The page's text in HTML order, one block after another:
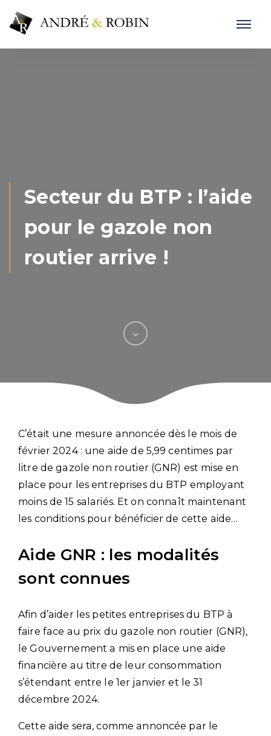
Secteur du BTP : l’aide
pour le gazole non
routier arrive !
C’était une mesure annoncée dès le mois de
février 2024 : une aide de 5,99 centimes par
litre de gazole non routier (GNR) est mise en
place pour les entreprises du BTP employant
moins de 15 salariés. Et on connaît maintenant
les conditions pour bénéficier de cette aide…
Aide GNR : les modalités
sont connues
Afin d’aider les petites entreprises du BTP à
faire face au prix du gazole non routier (GNR),
le Gouvernement a mis en place une aide
financière au titre de leur consommation
s’étendant entre le 1er janvier et le 31
décembre 2024.
Cette aide sera, comme annoncée par le